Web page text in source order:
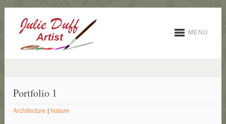
MENU
Portfolio 1
Architecture Nature